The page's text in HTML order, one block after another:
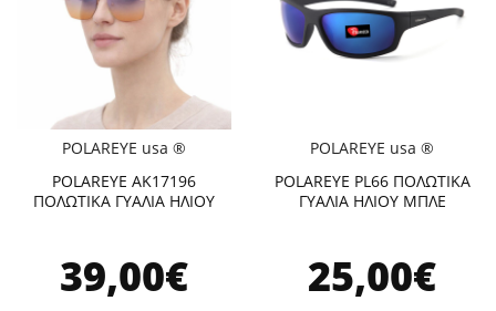
POLAREYE usa ®
POLAREYE AK17196
ΠΟΛΩΤΙΚΑ ΓΥΑΛΙΑ ΗΛΙΟΥ
39,00€
POLAREYE usa ®
POLAREYE PL66 ΠΟΛΩΤΙΚΑ
ΓΥΑΛΙΑ ΗΛΙΟΥ ΜΠΛΕ
25,00€